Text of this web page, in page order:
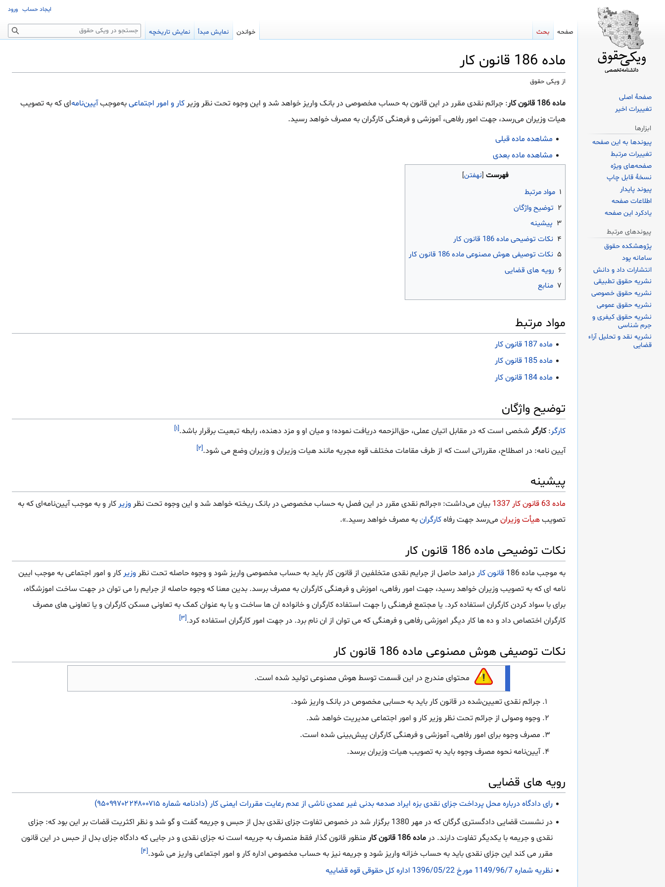
ماده 186 قانون کار
از ویکی حقوق
پرش
ناوبری
پرش
جستجو
ماده 186 قانون کار : جرائم نقدی مقرر در این قانون به حساب مخصوصی در بانک واریز خواهد شد و این وجوه تحت نظر وزیر کار و امور اجتماعیبه‌موجبآیین‌نامه‌ای که به تصویب
هیات وزیران می‌رسد، جهت امور رفاهی، آموزشی و فرهنگی کارگران به مصرف خواهد رسید.
مشاهده ماده قبلی
مشاهده ماده بعدی
فهرست
۱ مواد مرتبط
۲ توضیح واژگان
۳ پیشینه
۴ نکات توضیحی ماده 186 قانون کار
۵ نکات توصیفی هوش مصنوعی ماده 186 قانون کار
۶ رویه های قضایی
۷ منابع
مواد مرتبط
ماده 187 قانون کار
ماده 185 قانون کار
ماده 184 قانون کار
توضیح واژگان
کارگر:کارگر شخصی است که در مقابل اتیان عملی، حق‌الزحمه دریافت نموده؛ و میان او و مزد دهنده، رابطه تبعیت برقرار باشد.[۱]
آیین نامه: در اصطلاح، مقرراتی است که از طرف مقامات مختلف قوه مجریه مانند هیات وزیران و وزیران وضع می شود.[۲]
پیشینه
‌ماده 63 قانون کار 1337 بیان می‌داشت: «جرائم نقدی مقرر در این فصل به حساب مخصوصی در بانک ریخته خواهد شد و این وجوه تحت نظروزیرکار و به موجب آیین‌نامه‌ای‌ که به
تصویبهیأت وزیران می‌رسد جهت رفاهکارگرانبه مصرف خواهد رسید.».
نکات توضیحی ماده 186 قانون کار
به موجب ماده 186 قانون کار درامد حاصل از جرایم نقدی متخلفین از قانون کار باید به حساب مخصوصی واریز شود و وجوه حاصله تحت نظر وزیر کار و امور اجتماعی به موجب ایین
نامه ای که به تصویب وزیران خواهد رسید، جهت امور رفاهی، اموزش و فرهنگی کارگران به مصرف برسد. بدین معنا که وجوه حاصله از جرایم را می توان در جهت ساخت اموزشگاه،
برای با سواد کردن کارگران استفاده کرد. یا مجتمع فرهنگی را جهت استفاده کارگران و خانواده ان ها ساخت و یا به عنوان کمک به تعاونی مسکن کارگران و یا تعاونی های مصرف
کارگران اختصاص داد و ده ها کار دیگر اموزشی رفاهی و فرهنگی که می توان از ان نام برد. در جهت امور کارگران استفاده کرد.[۳]
نکات توصیفی هوش مصنوعی ماده 186 قانون کار
محتوای مندرج در این قسمت توسط هوش مصنوعی تولید شده است.
جرائم نقدی تعیین‌شده در قانون کار باید به حسابی مخصوص در بانک واریز شود.
وجوه وصولی از جرائم تحت نظر وزیر کار و امور اجتماعی مدیریت خواهد شد.
مصرف وجوه برای امور رفاهی، آموزشی و فرهنگی کارگران پیش‌بینی شده است.
آیین‌نامه نحوه مصرف وجوه باید به تصویب هیات وزیران برسد.
رویه های قضایی
رای دادگاه درباره محل پرداخت جزای نقدی بزه ایراد صدمه بدنی غیر عمدی ناشی از عدم رعایت مقررات ایمنی کار (دادنامه شماره ۹۵۰۹۹۷۰۲۲۴۸۰۰۷۱۵)
در نشست قضایی دادگستری گرگان که در مهر 1380 برگزار شد در خصوص تفاوت جزای نقدی بدل از حبس و جریمه گفت و گو شد و نظر اکثریت قضات بر این بود که: جزای
نقدی و جریمه با یکدیگر تفاوت دارند. در ماده 186 قانون کار
منظور قانون گذار فقط منصرف به جریمه است نه جزای نقدی و در جایی که دادگاه جزای بدل از حبس در این قانون
مقرر می کند این جزای نقدی باید به حساب خزانه واریز شود و جریمه نیز به حساب مخصوص اداره کار و امور اجتماعی واریز می شود.[۴]
نظریه شماره 1149/96/7 مورخ 1396/05/22 اداره کل حقوقی قوه قضاییه
ایجاد حساب ورود
صفحه بحث خواندن نمایش مبدأ نمایش تاریخچه جستجو
صفحهٔ اصلی
تغییرات اخیر
ابزارها
پیوندها به این صفحه
تغییرات مرتبط
صفحه‌های ویژه
نسخهٔ قابل چاپ
پیوند پایدار
اطلاعات صفحه
یادکرد این صفحه
پیوندهای مرتبط
پژوهشکده حقوق
سامانه پود
انتشارات داد و دانش
نشریه حقوق تطبیقی
نشریه حقوق خصوصی
نشریه حقوق عمومی
نشریه حقوق کیفری و
جرم شناسی
نشریه نقد و تحلیل آراء
قضایی